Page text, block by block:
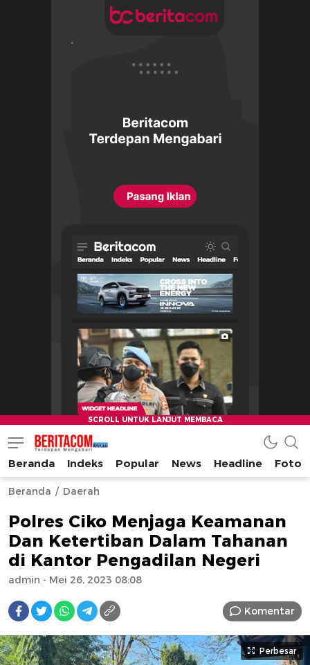
beritacom.com
bestnews
Beranda Indeks Popular News Headline Foto
Beranda Daerah
Polres Ciko Menjaga Keamanan
Dan Ketertiban Dalam Tahanan
di Kantor Pengadilan Negeri
admin - Mei 26, 2023 08:08
Komentar
Perbesar